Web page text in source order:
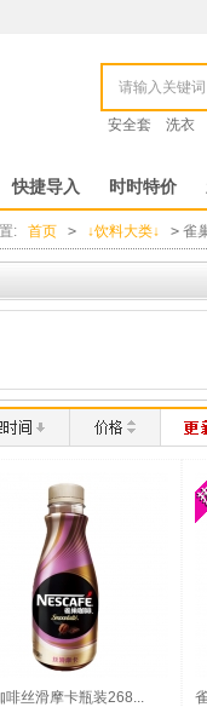
安全套 洗衣
快捷导入 时时特价
: 首页 > ↓饮料大类↓ > 雀
啡丝滑摩卡瓶装268...